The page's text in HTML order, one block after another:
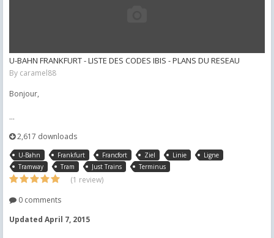
U-BAHN FRANKFURT - LISTE DES CODES IBIS - PLANS DU RESEAU
By caramel88
Bonjour,
...
2,617 downloads
U-Bahn Frankfurt Francfort Ziel Linie
Ligne
Tramway
Tram Just Trains Terminus
(1 review)
0 comments
Updated April 7, 2015